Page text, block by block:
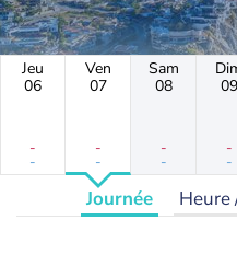
Jeu
06
-
-
Ven
07
-
-
Sam
08
-
-
09
-
-
Journée Heure